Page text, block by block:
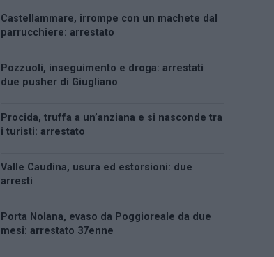
Castellammare, irrompe con un machete dal
parrucchiere: arrestato
Pozzuoli, inseguimento e droga: arrestati
due pusher di Giugliano
Procida, truffa a un’anziana e si nasconde tra
i turisti: arrestato
Valle Caudina, usura ed estorsioni: due
arresti
Porta Nolana, evaso da Poggioreale da due
mesi: arrestato 37enne